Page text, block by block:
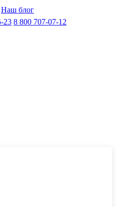
Наш блог
23 8 800 707-07-12